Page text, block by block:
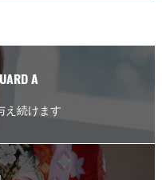
A
え続けます